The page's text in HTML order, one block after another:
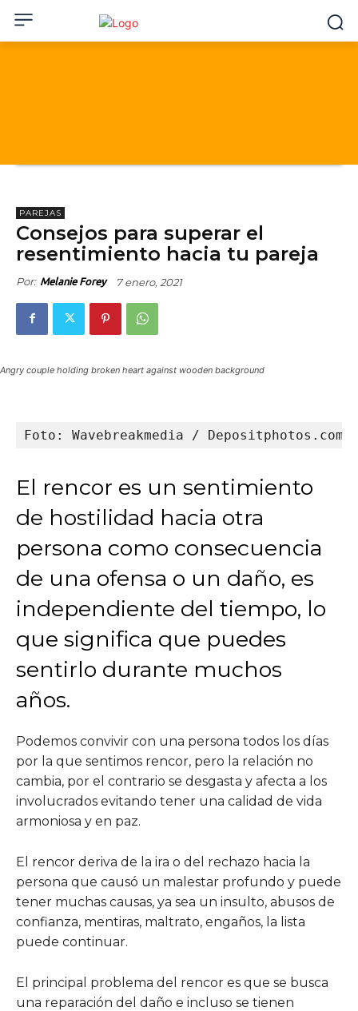
PAREJAS
Consejos para superar el
resentimiento hacia tu pareja
Por: Melanie Forey 7 enero, 2021
Angry couple holding broken heart against wooden background
Foto: Wavebreakmedia / Depositphotos.com
El rencor es un sentimiento
de hostilidad hacia otra
persona como consecuencia
de una ofensa o un daño, es
independiente del tiempo, lo
que significa que puedes
sentirlo durante muchos
años.
Podemos convivir con una persona todos los días
por la que sentimos rencor, pero la relación no
cambia, por el contrario se desgasta y afecta a los
involucrados evitando tener una calidad de vida
armoniosa y en paz.
El rencor deriva de la ira o del rechazo hacia la
persona que causó un malestar profundo y puede
tener muchas causas, ya sea un insulto, abusos de
confianza, mentiras, maltrato, engaños, la lista
puede continuar.
El principal problema del rencor es que se busca
una reparación del daño e incluso se tienen